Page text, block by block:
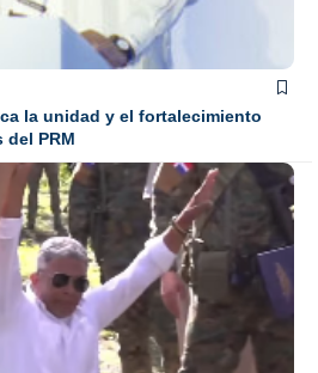
la unidad y el fortalecimiento
PRM